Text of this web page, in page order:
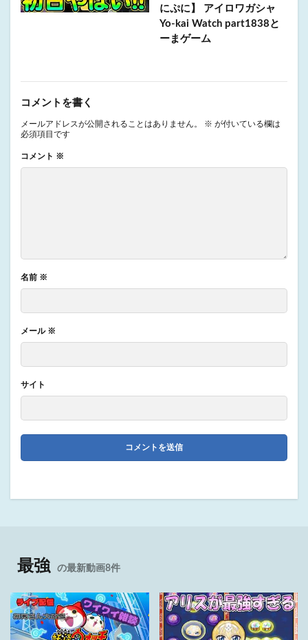
にぷに】 アイロワガシャ
Yo-kai Watch part1838と
ーまゲーム
コメントを書く
メールアドレスが公開されることはありません。 ※ が付いている欄は
必須項目です
コメント ※
名前 ※
メール ※
サイト
最強 の最新動画8件